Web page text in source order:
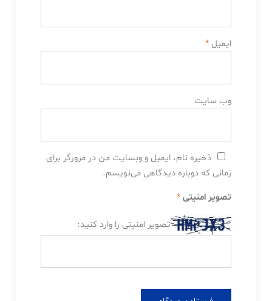
ایمیل *
وب‌ سایت
ذخیره نام، ایمیل و وبسایت من در مرورگر برای
زمانی که دوباره دیدگاهی می‌نویسم.
تصویر امنیتی*
تصویر امنیتی را وارد کنید: